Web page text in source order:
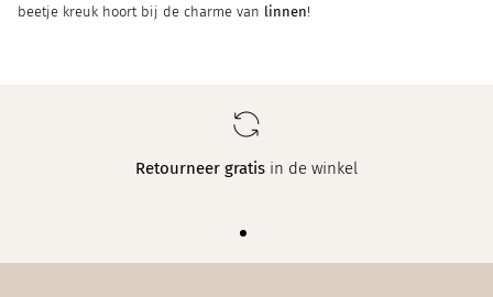
beetje kreuk hoort bij de charme van linnen!
Retourneer gratis in de winkel